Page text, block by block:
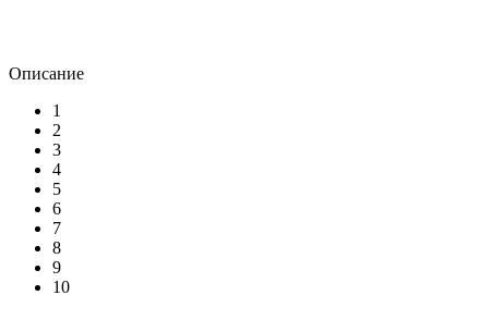
Описание
1
2
3
4
5
6
7
8
9
10